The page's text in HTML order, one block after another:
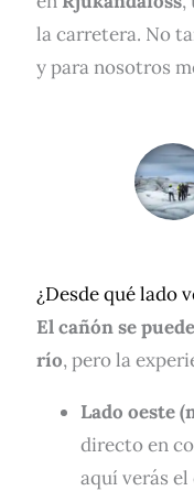
la carretera. No
y para nosotros
¿Desde qué lado
El cañón se
río, pero la
Lado oeste
directo en
aquí verás